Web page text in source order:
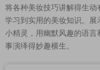
将各种美妆技巧讲解得生
学习到实用的美妆知识。
小精灵，用幽默风趣的语
事演绎得妙趣横生。